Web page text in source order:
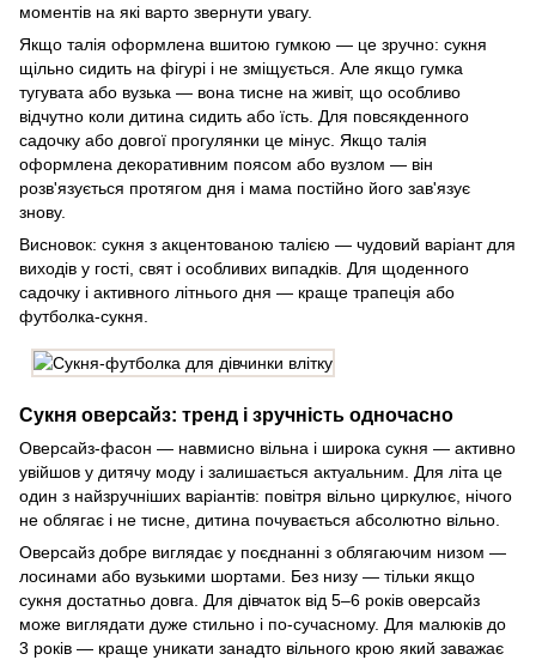
моментів на які варто звернути увагу.
Якщо талія оформлена вшитою гумкою — це зручно: сукня
щільно сидить на фігурі і не зміщується. Але якщо гумка
тугувата або вузька — вона тисне на живіт, що особливо
відчутно коли дитина сидить або їсть. Для повсякденного
садочку або довгої прогулянки це мінус. Якщо талія
оформлена декоративним поясом або вузлом — він
розв'язується протягом дня і мама постійно його зав'язує
знову.
Висновок: сукня з акцентованою талією — чудовий варіант для
виходів у гості, свят і особливих випадків. Для щоденного
садочку і активного літнього дня — краще трапеція або
футболка-сукня.
Сукня оверсайз: тренд і зручність одночасно
Оверсайз-фасон — навмисно вільна і широка сукня — активно
увійшов у дитячу моду і залишається актуальним. Для літа це
один з найзручніших варіантів: повітря вільно циркулює, нічого
не облягає і не тисне, дитина почувається абсолютно вільно.
Оверсайз добре виглядає у поєднанні з облягаючим низом —
лосинами або вузькими шортами. Без низу — тільки якщо
сукня достатньо довга. Для дівчаток від 5–6 років оверсайз
може виглядати дуже стильно і по-сучасному. Для малюків до
3 років — краще уникати занадто вільного крою який заважає